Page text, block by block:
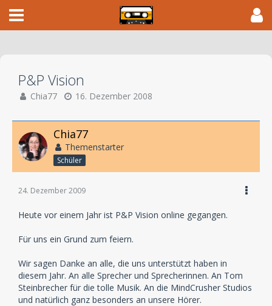
P&P Vision
Chia77 16. Dezember 2008
Chia77
Themenstarter
Schüler
24. Dezember 2009
Heute vor einem Jahr ist P&P Vision online gegangen.
Für uns ein Grund zum feiern.
Wir sagen Danke an alle, die uns unterstützt haben in
diesem Jahr. An alle Sprecher und Sprecherinnen. An Tom
Steinbrecher für die tolle Musik. An die MindCrusher Studios
und natürlich ganz besonders an unsere Hörer.